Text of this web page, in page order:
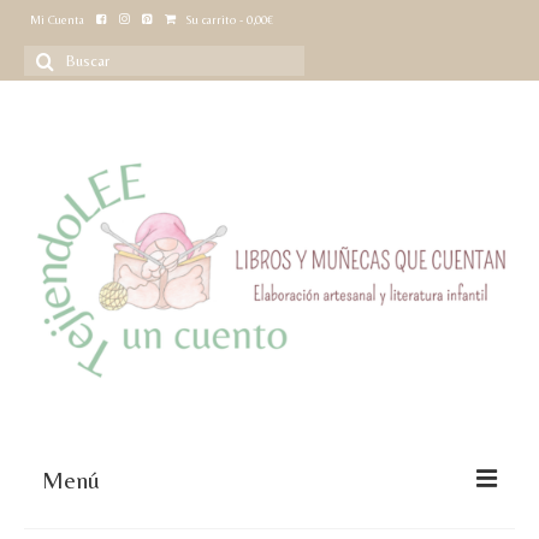
Mi Cuenta Su carrito - 0,00€
Buscar
por:
Menú